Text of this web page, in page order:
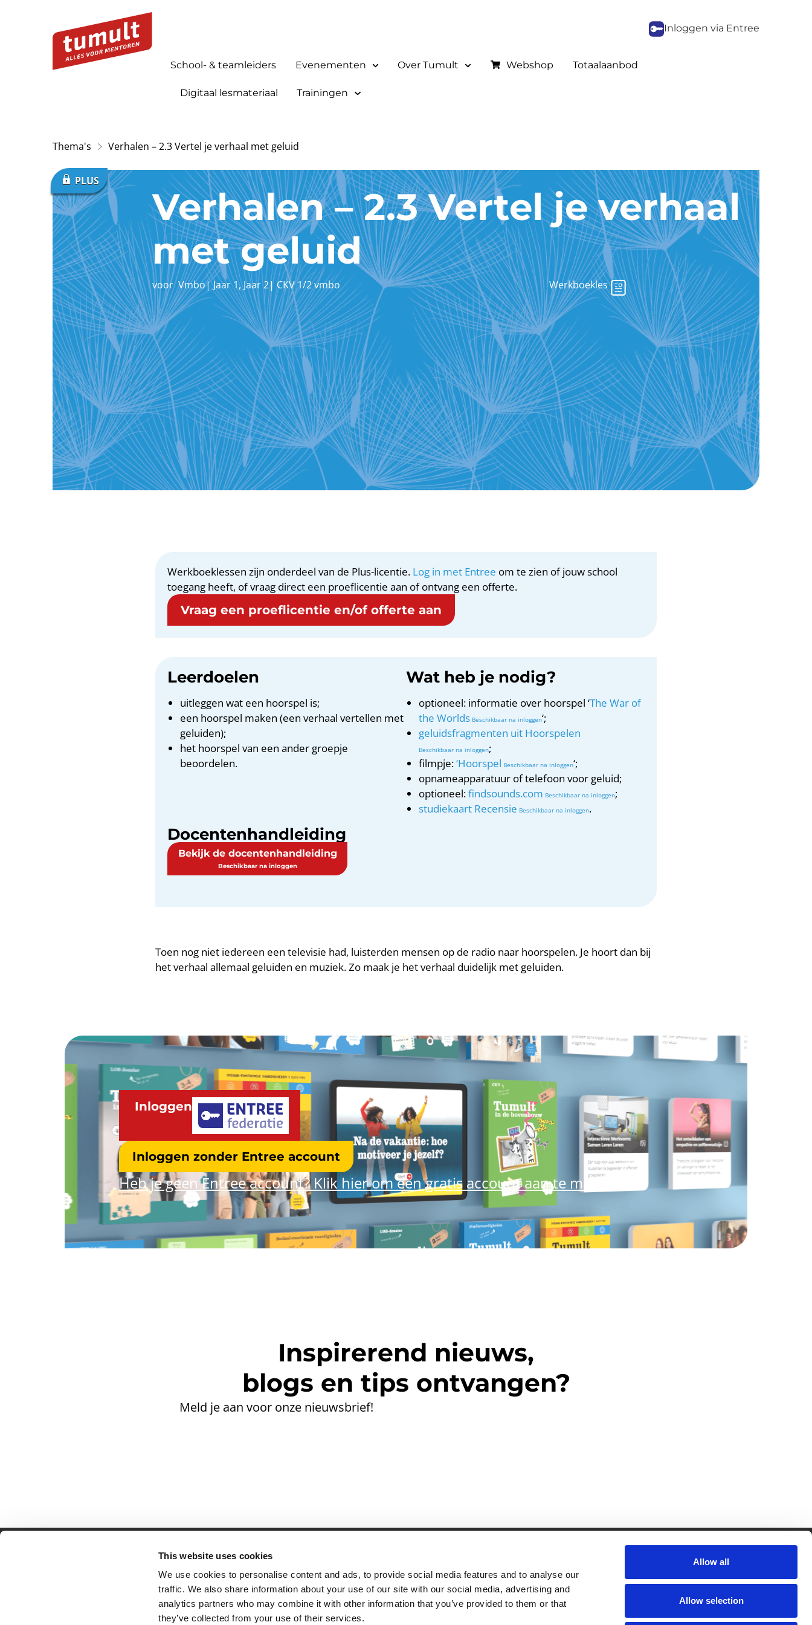
This website uses cookies
We use cookies to personalise content and ads, to provide social media features and to analyse our
traffic. We also share information about your use of our site with our social media, advertising and
analytics partners who may combine it with other information that you’ve provided to them or that
they’ve collected from your use of their services.
Allow all
Allow selection
Inloggen via Entree
School- & teamleiders Evenementen Over Tumult Webshop Totaalaanbod
Digitaal lesmateriaal Trainingen
Thema's Verhalen – 2.3 Vertel je verhaal met geluid
Verhalen – 2.3 Vertel je verhaal
met geluid
voorVmbo|Jaar 1,Jaar 2|CKV 1/2 vmbo Werkboekles
Werkboeklessen zijn onderdeel van de Plus-licentie. Log in met Entree om te zien of jouw school
toegang heeft, of vraag direct een proeflicentie aan of ontvang een offerte.
Vraag een proeflicentie en/of offerte aan
Leerdoelen
uitleggen wat een hoorspel is;
een hoorspel maken (een verhaal vertellen met
geluiden);
het hoorspel van een ander groepje
beoordelen.
Wat heb je nodig?
optioneel: informatie over hoorspel ‘The War of
the Worlds
‘;
geluidsfragmenten uit Hoorspelen
;
filmpje:‘Hoorspel
‘;
opnameapparatuur of telefoon voor geluid;
optioneel:findsounds.com
;
studiekaart Recensie
.
Docentenhandleiding
Bekijk de docentenhandleiding
Toen nog niet iedereen een televisie had, luisterden mensen op de radio naar hoorspelen. Je hoort dan bij
het verhaal allemaal geluiden en muziek. Zo maak je het verhaal duidelijk met geluiden.
Inloggen
Inloggen zonder Entree account
Heb je geen Entree account? Klik hier om een gratis account aan te maken.
Inspirerend nieuws,
blogs en tips ontvangen?
Meld je aan voor onze nieuwsbrief!
Partner van mentoren Handige links
Missie & visie
Klachtenprocedure
Veelgestelde vragen
Computerweg 21
1033 RH Amsterdam
020-4215129
geregistreerd